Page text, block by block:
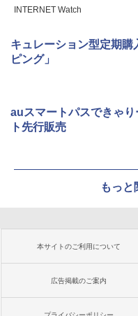
INTERNET Watch
キュレーション型定期購
ピング」
auスマートパスできゃ
ト先行販売
もっと
本サイトのご利用について
広告掲載のご案内